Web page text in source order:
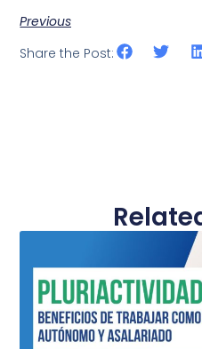
Previous
Share the Post: